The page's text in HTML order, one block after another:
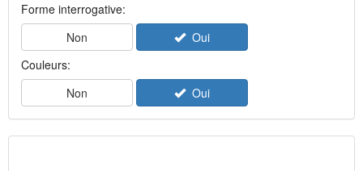
Forme interrogative:
Non
Oui
Couleurs:
Non
Oui